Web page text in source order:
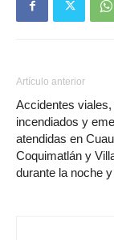
Artículo anterior
Accidentes
incendiados y
atendidas en
Coquimatlán y
durante la noche